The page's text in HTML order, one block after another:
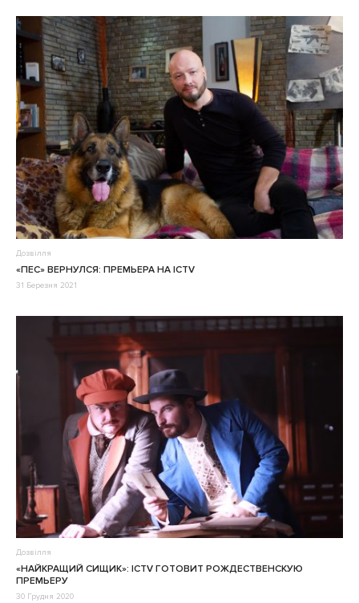
Дозвілля
«ПЕС» ВЕРНУЛСЯ: ПРЕМЬЕРА НА ICTV
31 Березня 2021
Дозвілля
«НАЙКРАЩИЙ СИЩИК»: ICTV ГОТОВИТ РОЖДЕСТВЕНСКУЮ
ПРЕМЬЕРУ
30 Грудня 2020